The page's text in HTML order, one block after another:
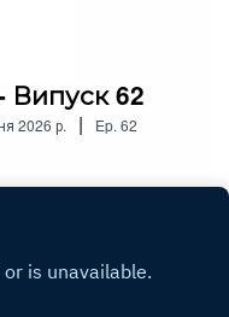
Випуск 62
2026 р. | Ep. 62